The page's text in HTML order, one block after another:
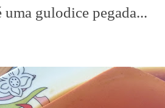
uma gulodice pegada...